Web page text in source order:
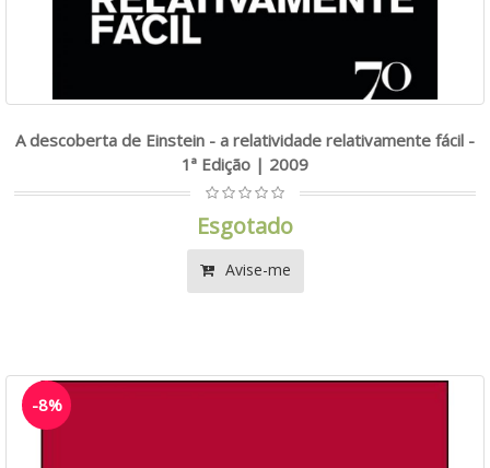
A descoberta de Einstein - a relatividade relativamente fácil -
1ª Edição | 2009
Esgotado
Avise-me
-8%